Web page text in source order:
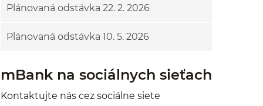
Plánovaná odstávka 22. 2. 2026
Plánovaná odstávka 10. 5. 2026
mBank na sociálnych sieťach
Kontaktujte nás cez sociálne siete